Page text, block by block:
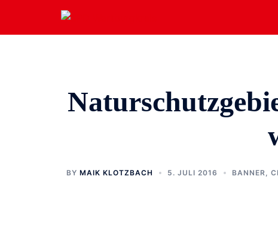
springen
BY MAIK KLOTZBACH 5. JULI 2016 BANNER